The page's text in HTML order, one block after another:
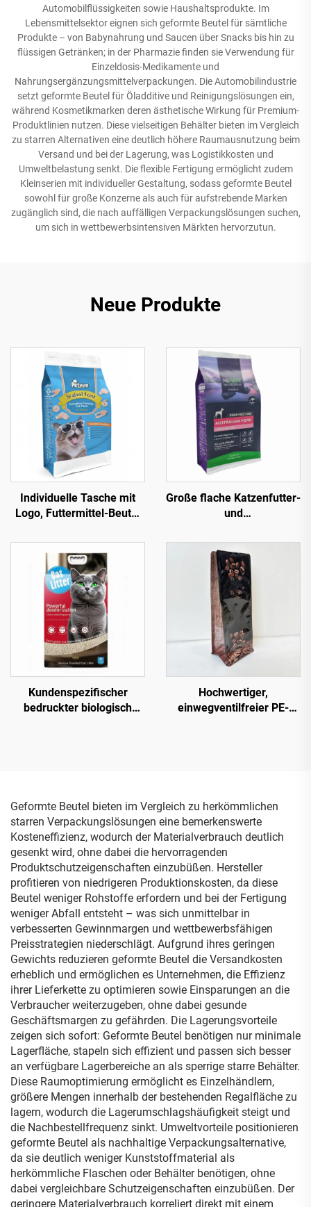
Automobilflüssigkeiten sowie Haushaltsprodukte. Im
Lebensmittelsektor eignen sich geformte Beutel für sämtliche
Produkte – von Babynahrung und Saucen über Snacks bis hin zu
flüssigen Getränken; in der Pharmazie finden sie Verwendung für
Einzeldosis-Medikamente und
Nahrungsergänzungsmittelverpackungen. Die Automobilindustrie
setzt geformte Beutel für Öladditive und Reinigungslösungen ein,
während Kosmetikmarken deren ästhetische Wirkung für Premium-
Produktlinien nutzen. Diese vielseitigen Behälter bieten im Vergleich
zu starren Alternativen eine deutlich höhere Raumausnutzung beim
Versand und bei der Lagerung, was Logistikkosten und
Umweltbelastung senkt. Die flexible Fertigung ermöglicht zudem
Kleinserien mit individueller Gestaltung, sodass geformte Beutel
sowohl für große Konzerne als auch für aufstrebende Marken
zugänglich sind, die nach auffälligen Verpackungslösungen suchen,
um sich in wettbewerbsintensiven Märkten hervorzutun.
Neue Produkte
Individuelle Tasche mit
Logo, Futtermittel-Beutel
Verschluss,
Aluminiumfolie mit
Fenster für
Hundefutterverpackung
Große flache Katzenfutter-
und
500g 1kg 2,5kg 10kg 15kg
20kg mit quadratischem
Boden aus Kunststoff
Kundenspezifischer
bedruckter biologisch
Hochwertiger,
einwegventilfreier PE-
Geformte Beutel bieten im Vergleich zu herkömmlichen
starren Verpackungslösungen eine bemerkenswerte
Kosteneffizienz, wodurch der Materialverbrauch deutlich
gesenkt wird, ohne dabei die hervorragenden
Produktschutzeigenschaften einzubüßen. Hersteller
profitieren von niedrigeren Produktionskosten, da diese
Beutel weniger Rohstoffe erfordern und bei der Fertigung
weniger Abfall entsteht – was sich unmittelbar in
verbesserten Gewinnmargen und wettbewerbsfähigen
Preisstrategien niederschlägt. Aufgrund ihres geringen
Gewichts reduzieren geformte Beutel die Versandkosten
erheblich und ermöglichen es Unternehmen, die Effizienz
ihrer Lieferkette zu optimieren sowie Einsparungen an die
Verbraucher weiterzugeben, ohne dabei gesunde
Geschäftsmargen zu gefährden. Die Lagerungsvorteile
zeigen sich sofort: Geformte Beutel benötigen nur minimale
Lagerfläche, stapeln sich effizient und passen sich besser
an verfügbare Lagerbereiche an als sperrige starre Behälter.
Diese Raumoptimierung ermöglicht es Einzelhändlern,
größere Mengen innerhalb der bestehenden Regalfläche zu
lagern, wodurch die Lagerumschlagshäufigkeit steigt und
die Nachbestellfrequenz sinkt. Umweltvorteile positionieren
geformte Beutel als nachhaltige Verpackungsalternative,
da sie deutlich weniger Kunststoffmaterial als
herkömmliche Flaschen oder Behälter benötigen, ohne
dabei vergleichbare Schutzeigenschaften einzubüßen. Der
geringere Materialverbrauch korreliert direkt mit einem